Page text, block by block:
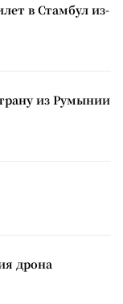
в Стамбул из-
из Румынии
дрона